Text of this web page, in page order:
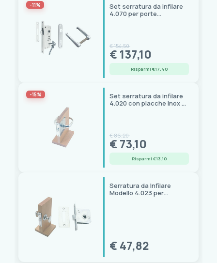
-11%
Set serratura da infilare
4.070 per porte
€ 154,50
€ 137,10
Risparmi €17.40
-15%
Set serratura da infilare
4.020 con placche inox e
€ 86,20
€ 73,10
Risparmi €13.10
Serratura da Infilare
Modello 4.023 per
€ 47,82